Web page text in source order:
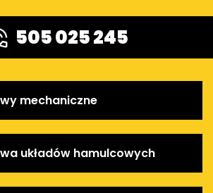
505 025 245
mechaniczne
układów hamulcowych